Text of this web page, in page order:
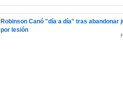
Robinson Canó "día a día" tras abandonar
por lesión